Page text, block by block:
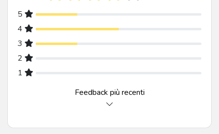
5
5 stelle
4 4 stelle
3 3 stelle
2
1
Feedback più recenti